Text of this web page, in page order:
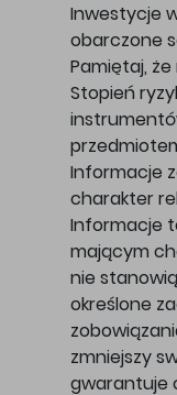
Inwestycje
obarczone
Pamiętaj,
Stopień
Informacje
charakter
Informacje
mającym
nie
określone
zmniejszy
gwarantuje